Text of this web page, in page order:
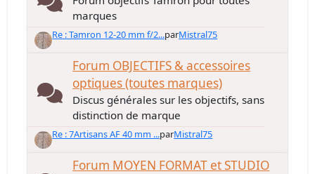
marques
Re : Tamron 12-20 mm f/2...parMistral75
Forum OBJECTIFS & accessoires
optiques (toutes marques)
Discus générales sur les objectifs, sans
distinction de marque
Re : 7Artisans AF 40 mm ...parMistral75
Forum MOYEN FORMAT et STUDIO